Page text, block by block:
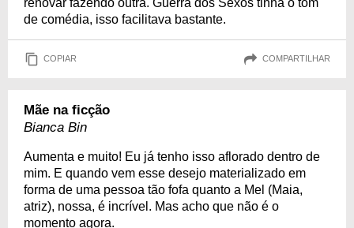
de comédia, isso facilitava bastante.
COPIAR COMPARTILHAR
Mãe na ficção
Bianca Bin
Aumenta e muito! Eu já tenho isso aflorado dentro de
mim. E quando vem esse desejo materializado em
forma de uma pessoa tão fofa quanto a Mel (Maia,
atriz), nossa, é incrível. Mas acho que não é o
momento agora.